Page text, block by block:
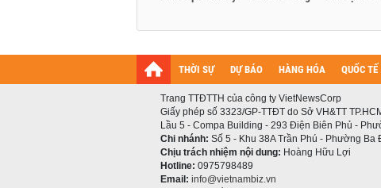
THỜI SỰ DỰ BÁO HÀNG HÓA QUỐC TẾ
Trang TTĐTTH của công ty VietNewsCorp
Giấy phép số 3323/GP-TTĐT do Sở VH&TT
Lầu 5 - Compa Building - 293 Điện Biên Phủ -
Chi nhánh: Số 5 - Khu 38A Trần Phú - Phường Ba
Chịu trách nhiệm nội dung: Hoàng Hữu Lợi
Hotline: 0975798489
Email: info@vietnambiz.vn